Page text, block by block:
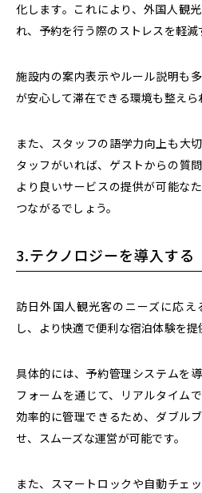
化します。これにより、外国人観
れ、予約を行う際のストレスを軽減
施設内の案内表示やルール説明も
が安心して滞在できる環境も整えら
また、スタッフの語学力向上も大切
タッフがいれば、ゲストからの質
より良いサービスの提供が可能な
つながるでしょう。
3.テクノロジーを導入する
訪日外国人観光客のニーズに応
し、より快適で便利な宿泊体験を提
具体的には、予約管理システムを
フォームを通じて、リアルタイム
効率的に管理できるため、ダブル
せ、スムーズな運営が可能です。
また、スマートロックや自動チェ